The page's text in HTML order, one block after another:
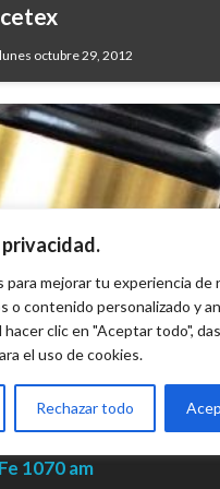
para mejorar tu experiencia de
o contenido personalizado y
clic en "Aceptar todo",
el uso de cookies.
Rechazar todo
lunes octubre 29, 2012
de Justicia pone
Radicó más de
Nacional de
mayo 26, 2026
1070 am